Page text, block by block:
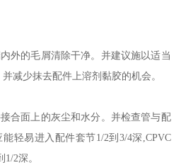
外的毛屑清除干净。并建议施以适当
减少抹去配件上溶剂黏胶的机会。
合面上的灰尘和水分。并检查管与配
轻易进入配件套节1/2到3/4深,CPVC
2深。